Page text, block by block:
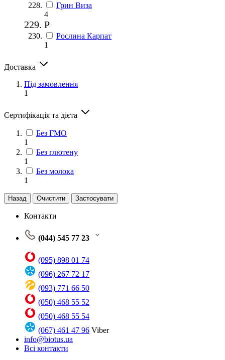
Грин Виза
4
Р
Рослина Карпат
1
Доставка
Під замовлення
1
Сертифікація та дієта
Без ГМО
1
Без глютену
1
Без молока
1
Назад Очистити Застосувати
Контакти
(044) 545 77 23
(095) 898 01 74
(096) 267 72 17
(093) 771 66 50
(050) 468 55 52
(050) 468 55 54
(067) 461 47 96 Viber
info@biotus.ua
Всі контакти